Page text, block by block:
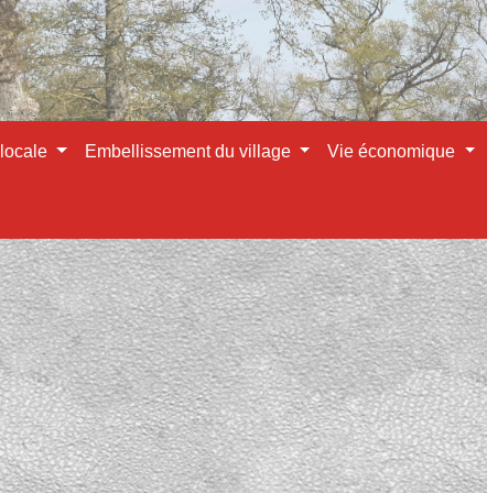
Embellissement du village Vie économique